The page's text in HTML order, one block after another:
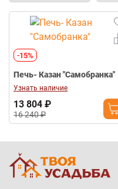
-15%
Печь- Казан "Самобранка"
Узнать наличие
13 804 ₽
16 240 ₽